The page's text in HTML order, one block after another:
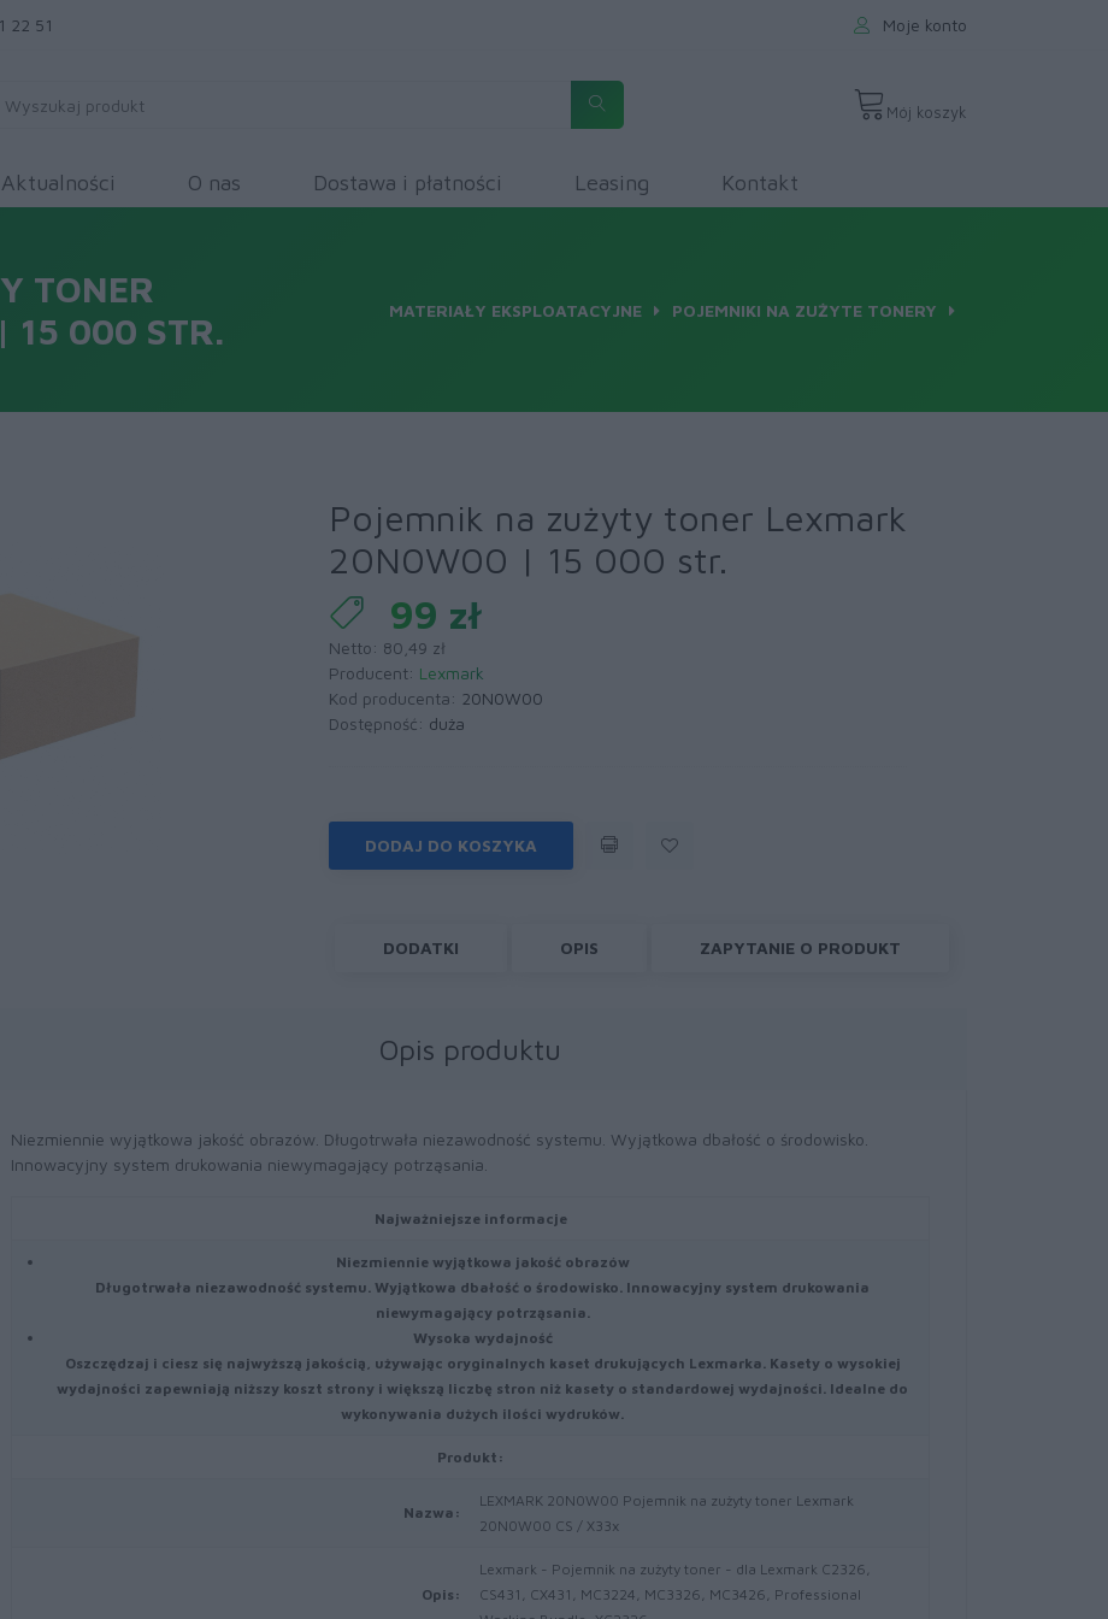
22 51 Moje konto
Mój koszyk
Aktualności O nas Dostawa i płatności Leasing Kontakt
TONER
15 000 STR.
MATERIAŁY EKSPLOATACYJNE POJEMNIKI NA ZUŻYTE TONERY
Pojemnik na zużyty toner Lexmark
20N0W00 | 15 000 str.
99 zł
Netto: 80,49 zł
Producent: Lexmark
Kod producenta: 20N0W00
Dostępność: duża
DODAJ DO KOSZYKA
DODATKI OPIS ZAPYTANIE O PRODUKT
Opis produktu
Niezmiennie wyjątkowa jakość obrazów. Długotrwała niezawodność systemu. Wyjątkowa dbałość o środowisko.
Innowacyjny system drukowania niewymagający potrząsania.
Najważniejsze informacje
Niezmiennie wyjątkowa jakość obrazów
Długotrwała niezawodność systemu. Wyjątkowa dbałość o środowisko. Innowacyjny system drukowania
niewymagający potrząsania.
Wysoka wydajność
Oszczędzaj i ciesz się najwyższą jakością, używając oryginalnych kaset drukujących Lexmarka. Kasety o wysokiej
wydajności zapewniają niższy koszt strony i większą liczbę stron niż kasety o standardowej wydajności. Idealne do
wykonywania dużych ilości wydruków.
Produkt:
Nazwa:
LEXMARK 20N0W00 Pojemnik na zużyty toner Lexmark
20N0W00 CS / X33x
Opis:
Lexmark - Pojemnik na zużyty toner - dla Lexmark C2326,
CS431, CX431, MC3224, MC3326, MC3426, Professional